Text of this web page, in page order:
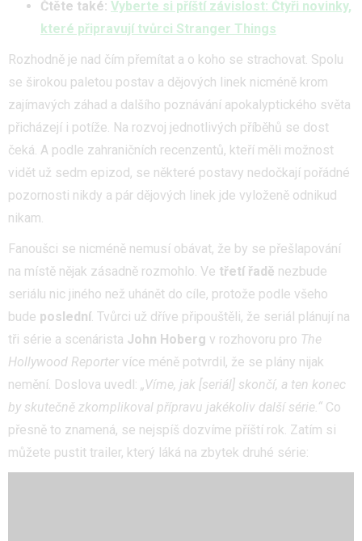
Čtěte také: Vyberte si příští závislost: Čtyři novinky,
které připravují tvůrci Stranger Things
Rozhodně je nad čím přemítat a o koho se strachovat. Spolu
se širokou paletou postav a dějových linek nicméně krom
zajímavých záhad a dalšího poznávání apokalyptického světa
přicházejí i potíže. Na rozvoj jednotlivých příběhů se dost
čeká. A podle zahraničních recenzentů, kteří měli možnost
vidět už sedm epizod, se některé postavy nedočkají pořádné
pozornosti nikdy a pár dějových linek jde vyloženě odnikud
nikam.
Fanoušci se nicméně nemusí obávat, že by se přešlapování
na místě nějak zásadně rozmohlo. Ve třetí řadě nezbude
seriálu nic jiného než uhánět do cíle, protože podle všeho
bude poslední. Tvůrci už dříve připouštěli, že seriál plánují na
tři série a scenárista John Hoberg v rozhovoru pro The
Hollywood Reporter více méně potvrdil, že se plány nijak
nemění. Doslova uvedl: „Víme, jak [seriál] skončí, a ten konec
by skutečně zkomplikoval přípravu jakékoliv další série.“ Co
přesně to znamená, se nejspíš dozvíme příští rok. Zatím si
můžete pustit trailer, který láká na zbytek druhé série: